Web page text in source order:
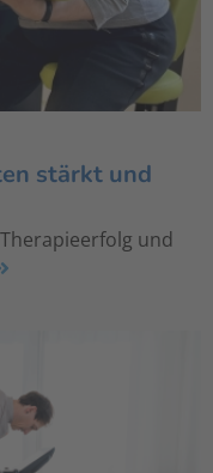
stärkt und
und